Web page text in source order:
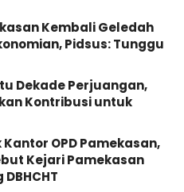
Kembali Geledah
Pidsus: Tunggu
Dekade Perjuangan,
Kontribusi untuk
OPD Pamekasan,
Kejari Pamekasan